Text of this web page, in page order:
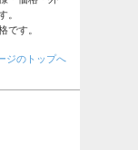
。
です。
ジのトップへ